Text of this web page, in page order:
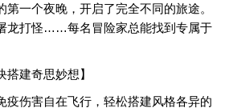
一个夜晚，开启了完全不同的旅途。
龙打怪……每名冒险家总能找到专属于
搭建奇思妙想】
疫伤害自在飞行，轻松搭建风格各异的